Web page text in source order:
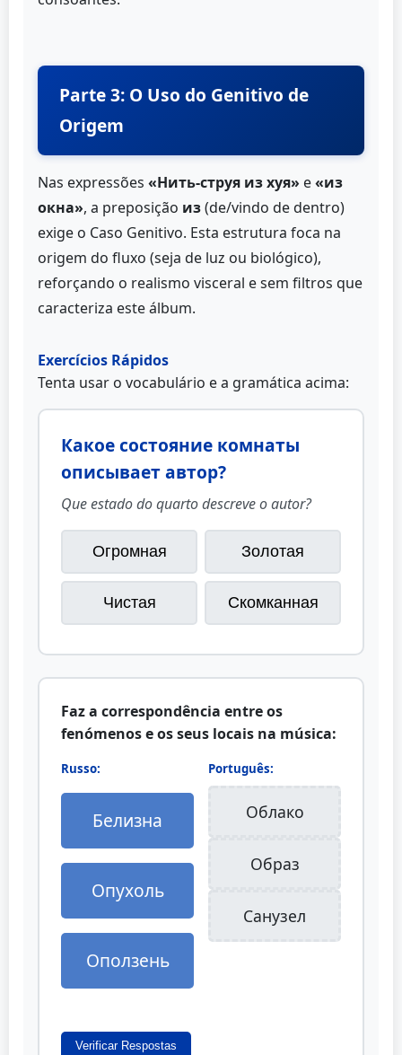
Parte 3: O Uso do Genitivo de
Origem
Nas expressões «Нить-струя из хуя» e«из
окна», a preposição из(de/vindo de dentro)
exige o Caso Genitivo. Esta estrutura foca na
origem do fluxo (seja de luz ou biológico),
reforçando o realismo visceral e sem filtros que
caracteriza este álbum.
Exercícios Rápidos
Tenta usar o vocabulário e a gramática acima:
Какое состояние комнаты
описывает автор?
Que estado do quarto descreve o autor?
Огромная Золотая
Чистая Скомканная
Faz a correspondência entre os
fenómenos e os seus locais na música:
Russo:
Белизна
Опухоль
Оползень
Português:
Облако
Образ
Санузел
Verificar Respostas